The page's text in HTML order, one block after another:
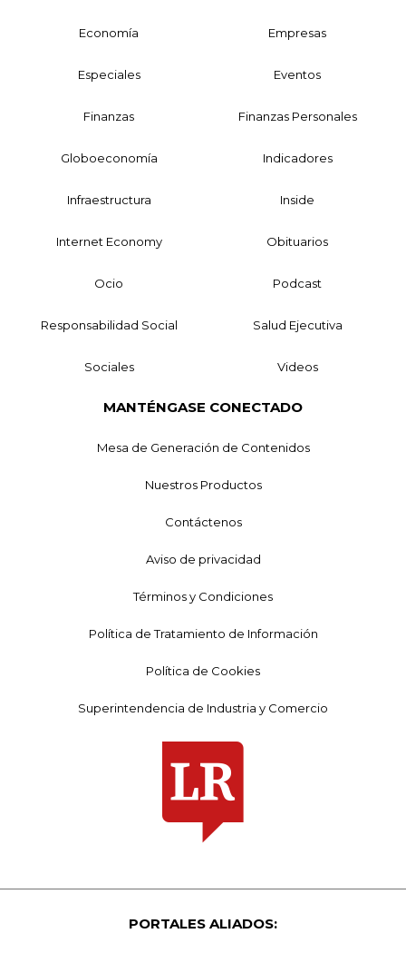
Economía Empresas
Especiales Eventos
Finanzas Finanzas Personales
Globoeconomía Indicadores
Infraestructura Inside
Internet Economy Obituarios
Ocio Podcast
Responsabilidad Social Salud Ejecutiva
Sociales Videos
MANTÉNGASE CONECTADO
Mesa de Generación de Contenidos
Nuestros Productos
Contáctenos
Aviso de privacidad
Términos y Condiciones
Política de Tratamiento de Información
Política de Cookies
Superintendencia de Industria y Comercio
PORTALES ALIADOS: